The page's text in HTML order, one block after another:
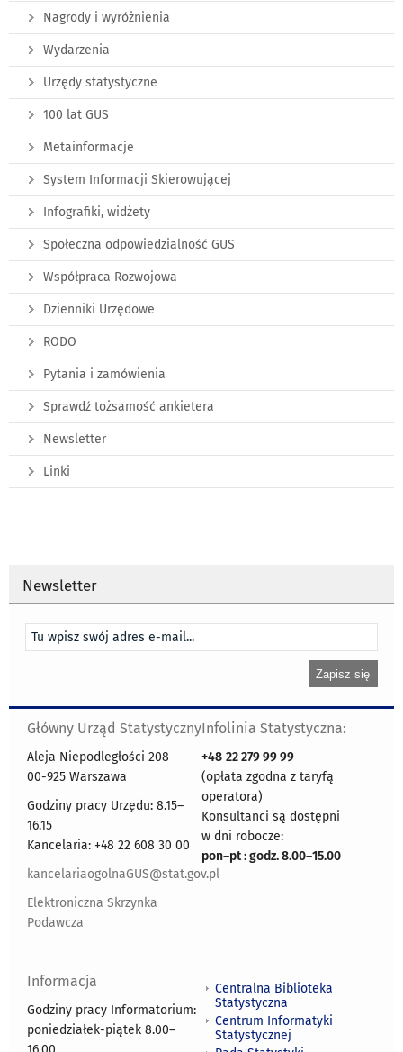
Nagrody i wyróżnienia
Wydarzenia
Urzędy statystyczne
100 lat GUS
Metainformacje
System Informacji Skierowującej
Infografiki, widżety
Społeczna odpowiedzialność GUS
Współpraca Rozwojowa
Dzienniki Urzędowe
RODO
Pytania i zamówienia
Sprawdź tożsamość ankietera
Newsletter
Linki
Newsletter
Główny Urząd Statystyczny
Aleja Niepodległości 208
00-925 Warszawa
Godziny pracy Urzędu: 8.15–
16.15
Kancelaria: +48 22 608 30 00
kancelariaogolnaGUS@stat.gov.pl
Elektroniczna Skrzynka
Podawcza
Infolinia Statystyczna:
+48 22 279 99 99
(opłata zgodna z taryfą
operatora)
Konsultanci są dostępni
w dni robocze:
pon–pt : godz. 8.00–15.00
Informacja
Godziny pracy Informatorium:
poniedziałek-piątek 8.00–
Centralna Biblioteka
Statystyczna
Centrum Informatyki
Statystycznej